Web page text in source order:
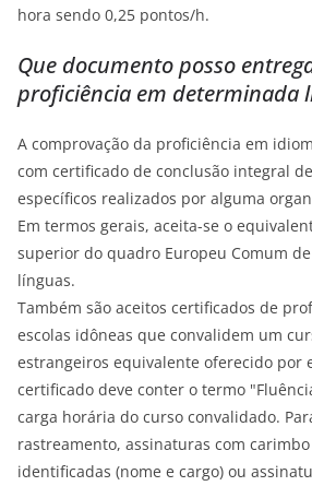
hora sendo 0,25 pontos/h.
Que documento posso
proficiência em determinada
A comprovação da proficiência em
com certificado de conclusão integral
específicos realizados por alguma
Em termos gerais, aceita-se o
superior do quadro Europeu Comum
línguas.
Também são aceitos certificados de
escolas idôneas que convalidem um
estrangeiros equivalente oferecido por
certificado deve conter o termo
carga horária do curso convalidado.
rastreamento, assinaturas com
identificadas (nome e cargo) ou